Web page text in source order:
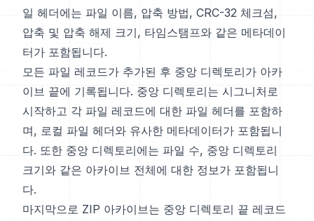
일 헤더에는 파일 이름, 압축 방법, CRC-32 체크섬,
압축 및 압축 해제 크기, 타임스탬프와 같은 메타데이
터가 포함됩니다.
모든 파일 레코드가 추가된 후 중앙 디렉토리가 아카
이브 끝에 기록됩니다. 중앙 디렉토리는 시그니처로
시작하고 각 파일 레코드에 대한 파일 헤더를 포함하
며, 로컬 파일 헤더와 유사한 메타데이터가 포함됩니
다. 또한 중앙 디렉토리에는 파일 수, 중앙 디렉토리
크기와 같은 아카이브 전체에 대한 정보가 포함됩니
다.
마지막으로 ZIP 아카이브는 중앙 디렉토리 끝 레코드